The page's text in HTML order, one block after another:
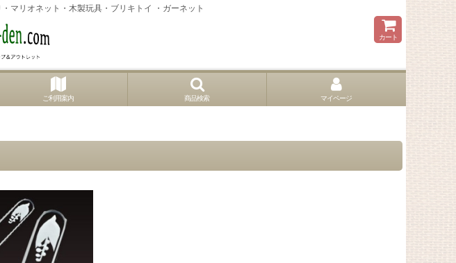
リオネット・木製玩具・ブリキトイ ・ガーネット
カート
ご利用案内 商品検索 マイページ